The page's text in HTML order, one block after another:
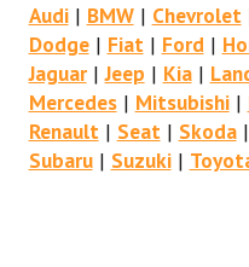
Audi| BMW| Chevrolet
Dodge| Fiat| Ford|
Jaguar|Jeep | Kia|
Mercedes| Mitsubishi|
Renault| Seat| Skoda|
Subaru| Suzuki|